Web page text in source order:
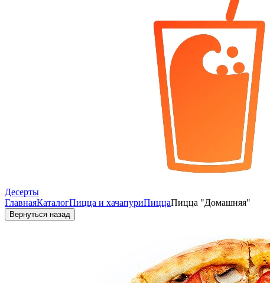
Десерты
ГлавнаяКаталогПицца и хачапуриПиццаПицца "Домашняя"
Вернуться назад